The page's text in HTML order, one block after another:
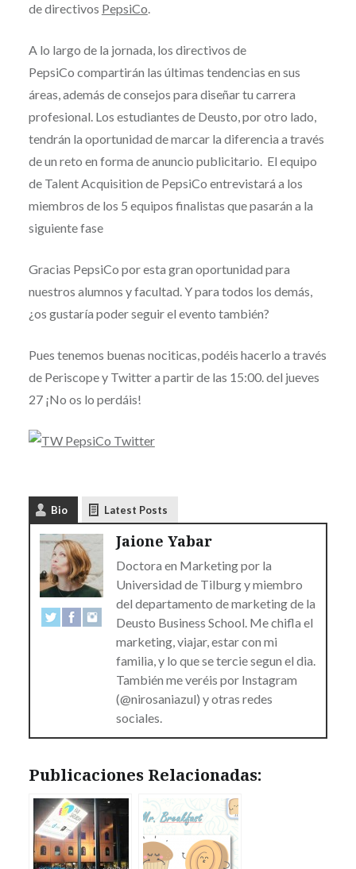
de directivos PepsiCo.
A lo largo de la jornada, los directivos de
PepsiCo compartirán las últimas tendencias en sus
áreas, además de consejos para diseñar tu carrera
profesional. Los estudiantes de Deusto, por otro lado,
tendrán la oportunidad de marcar la diferencia a través
de un reto en forma de anuncio publicitario. El equipo
de Talent Acquisition de PepsiCo entrevistará a los
miembros de los 5 equipos finalistas que pasarán a la
siguiente fase
Gracias PepsiCo por esta gran oportunidad para
nuestros alumnos y facultad. Y para todos los demás,
¿os gustaría poder seguir el evento también?
Pues tenemos buenas nociticas, podéis hacerlo a través
de Periscope y Twitter a partir de las 15:00. del jueves
27 ¡No os lo perdáis!
PepsiCo Twitter
Bio Latest Posts
Jaione Yabar
Doctora en Marketing por la
Universidad de Tilburg y miembro
del departamento de marketing de la
Deusto Business School. Me chifla el
marketing, viajar, estar con mi
familia, y lo que se tercie segun el dia.
También me veréis por Instagram
(@nirosaniazul) y otras redes
sociales.
Publicaciones Relacionadas: